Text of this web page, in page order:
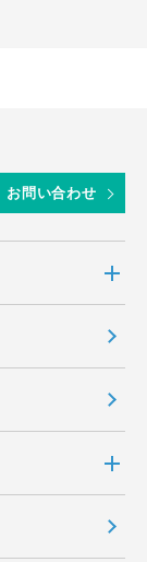
お問い合わせ